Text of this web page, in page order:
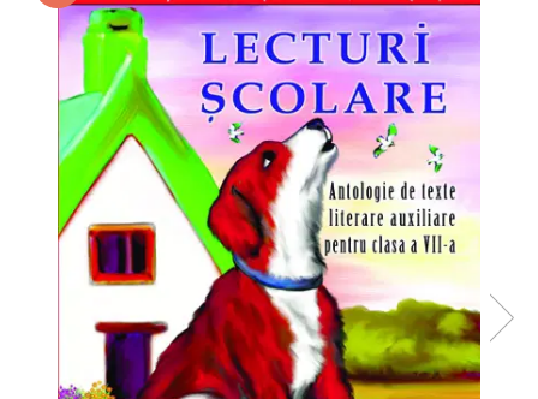
Astrologie
Chiromantie
Dezvoltare Spirituala
KidConnection
Minte Corp
New Illuminati Files
Numerologie
Paranormal
Parapsihologie
Audiobook